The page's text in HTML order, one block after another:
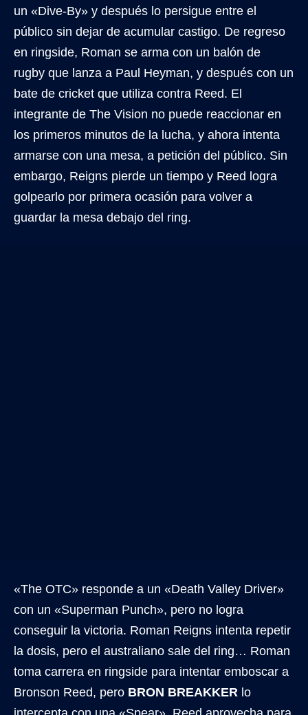
un «Dive-By» y después lo persigue entre el
público sin dejar de acumular castigo. De regreso
en ringside, Roman se arma con un balón de
rugby que lanza a Paul Heyman, y después con un
bate de cricket que utiliza contra Reed. El
integrante de The Vision no puede reaccionar en
los primeros minutos de la lucha, y ahora intenta
armarse con una mesa, a petición del público. Sin
embargo, Reigns pierde un tiempo y Reed logra
golpearlo por primera ocasión para volver a
guardar la mesa debajo del ring.
«The OTC» responde a un «Death Valley Driver»
con un «Superman Punch», pero no logra
conseguir la victoria. Roman Reigns intenta repetir
la dosis, pero el australiano sale del ring… Roman
toma carrera en ringside para intentar emboscar a
Bronson Reed, pero BRON BREAKKER lo